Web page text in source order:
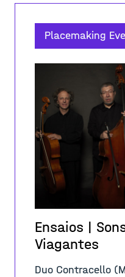
Placemaking
Ensaios |
Viagantes
Duo Contracello